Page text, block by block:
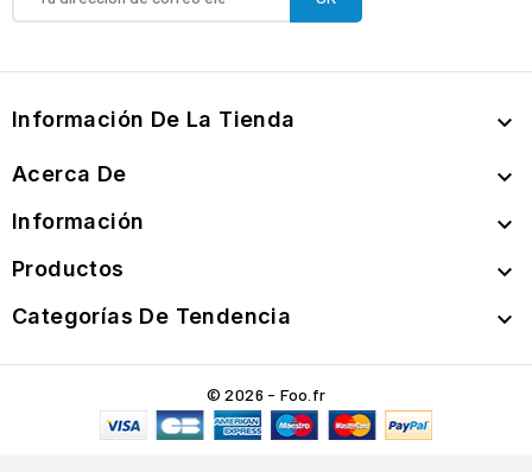
Información De La Tienda 
Acerca De 
Información 
Productos 
Categorías De Tendencia 
© 2026 - Foo.fr